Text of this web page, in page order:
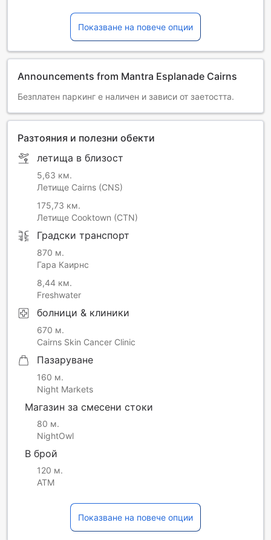
Показване на повече опции
Announcements from Mantra Esplanade Cairns
Безплатен паркинг е наличен и зависи от заетостта.
Разтояния и полезни обекти
летища в близост
5,63 км.
Летище Cairns (CNS)
175,73 км.
Летище Cooktown (CTN)
Градски транспорт
870 м.
Гара Каирнс
8,44 км.
Freshwater
болници & клиники
670 м.
Cairns Skin Cancer Clinic
Пазаруване
160 м.
Night Markets
Магазин за смесени стоки
80 м.
NightOwl
В брой
120 м.
ATM
Показване на повече опции